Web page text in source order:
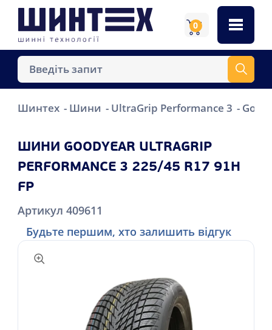
0
Шинтех Шини UltraGrip Performance 3
ШИНИ GOODYEAR ULTRAGRIP
PERFORMANCE 3 225/45 R17 91H
FP
Артикул 409611
Будьте першим, хто залишить відгук